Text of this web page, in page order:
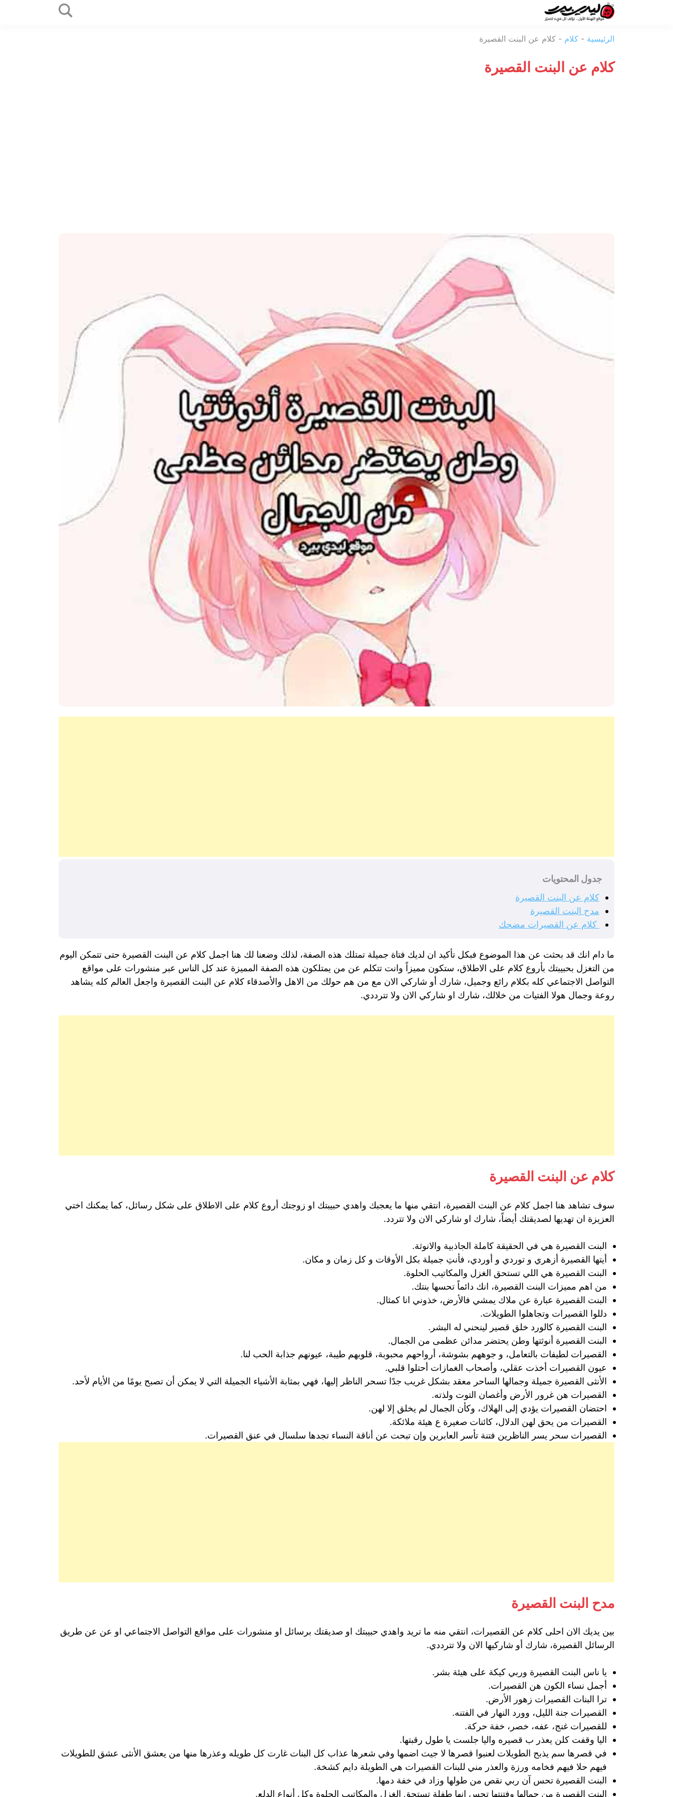
بيرد
الرئيسية - كلام - كلام عن البنت القصيرة
كلام عن البنت القصيرة
جدول المحتويات
كلام عن البنت القصيرة
مدح البنت القصيرة
كلام عن القصيرات مضحك
ما دام انك قد بحثت عن هذا الموضوع فبكل تأكيد ان لديك فتاة جميلة تمتلك هذه الصفة، لذلك وضعنا لك هنا اجمل كلام عن البنت القصيرة حتى تتمكن اليوم
من التغزل بحبيبتك بأروع كلام على الاطلاق، ستكون مميزاً وانت تتكلم عن من يمتلكون هذه الصفة المميزة عند كل الناس عبر منشورات على مواقع
التواصل الاجتماعي كله بكلام رائع وجميل، شارك أو شاركي الان مع من هم حولك من الاهل والأصدقاء كلام عن البنت القصيرة واجعل العالم كله يشاهد
روعة وجمال هولا الفتيات من خلالك، شارك او شاركي الان ولا تترددي.
كلام عن البنت القصيرة
سوف تشاهد هنا اجمل كلام عن البنت القصيرة، انتقي منها ما يعجبك واهدي حبيبتك او زوجتك أروع كلام على الاطلاق على شكل رسائل، كما يمكنك اختي
العزيزة ان تهديها لصديقتك أيضاً، شارك او شاركي الان ولا تتردد.
البنت القصيرة هي في الحقيقة كاملة الجاذبية والانوثة.
أيتها القصيرة ‏أزهري و توردي و أوردي، فأنتِ جميلة بكل الأوقات و كل زمان و مكان.
البنت القصيرة هي اللي تستحق الغزل والمكاتيب الحلوة.
من اهم مميزات البنت القصيرة، انك دائماً تحسها بنتك.
البنت القصيرة عبارة عن ملاك يمشي فالأرض، خذوني انا كمثال.
دللوا القصيرات وتجاهلوا الطويلات.
البنت القصيرة كالورد خلق قصير لينحني له البشر.
البنت القصيرة أنوثتها وطن يحتضر مدائن عظمى من الجمال.
القصيرات لطيفات بالتعامل، و جوههم بشوشة، أرواحهم محبوبة، قلوبهم طيبة، عيونهم جذابة الحب لنا.
عيون القصيرات أخذت عقلي، وأصحاب الغمازات أحتلوا قلبي.
الأنثى القصيرة جميلة وجمالها الساحر معقد بشكل غريب جدًا تسحر الناظر إليها، فهي بمثابة الأشياء الجميلة التي لا يمكن أن تصبح يومًا من الأيام لأحد.
القصيرات هن غرور الأرض وأغصان التوت ولذته.
احتضان القصيرات يؤدي إلى الهلاك، وكأن الجمال لم يخلق إلا لهن.
القصيرات من يحق لهن الدلال، كائنات صغيرة ع هيئة ملائكة.
القصيرات سحر يسر الناظرين فتنة تأسر العابرين وإن تبحت عن أناقة النساء تجدها سلسال في عنق القصيرات.
مدح البنت القصيرة
بين يديك الان احلى كلام عن القصيرات، انتقي منه ما تريد واهدي حبيبتك او صديقتك برسائل او منشورات على مواقع التواصل الاجتماعي او عن عن طريق
الرسائل القصيرة، شارك أو شاركيها الان ولا تترددي.
يا ناس البنت القصيرة وربي كيكة على هيئة بشر.
أجمل نساء الكون هن القصيرات.
ترا البنات القصيرات زهور الأرض.
القصيرات جنة الليل، وورد النهار في الفتنه.
للقصيرات غنج، عفه، خصر، خفة حركة.
اليا وقفت كلن يعذر ب قصيره واليا جلست يا طول رقبتها.
في قصرها سم يذبح الطويلات لعنبوا قصرها لا جيت اضمها وفي شعرها عذاب كل البنات غارت كل طويله وعذرها منها من يعشق الأنثى عشق للطويلات
فيهم حلا فيهم فخامه ورزة والعذر مني للبنات القصيرات هي الطويلة دايم كشخة.
البنت القصيرة تحس آن ربي نقص من طولها وزاد في خفة دمها.
البنت القصيرة من جمالها وفتنتها تحس انها طفلة تستحق الغزل والمكاتيب الحلوة وكل أنواع الدلع.